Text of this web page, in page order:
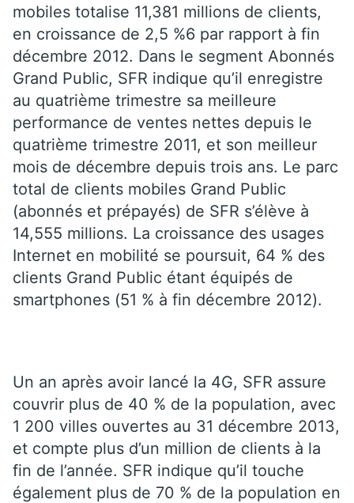
mobiles totalise 11,381 millions de clients,
en croissance de 2,5 %6 par rapport à fin
décembre 2012. Dans le segment Abonnés
Grand Public, SFR indique qu’il enregistre
au quatrième trimestre sa meilleure
performance de ventes nettes depuis le
quatrième trimestre 2011, et son meilleur
mois de décembre depuis trois ans. Le parc
total de clients mobiles Grand Public
(abonnés et prépayés) de SFR s’élève à
14,555 millions. La croissance des usages
Internet en mobilité se poursuit, 64 % des
clients Grand Public étant équipés de
smartphones (51 % à fin décembre 2012).
Un an après avoir lancé la 4G, SFR assure
couvrir plus de 40 % de la population, avec
1 200 villes ouvertes au 31 décembre 2013,
et compte plus d’un million de clients à la
fin de l’année. SFR indique qu’il touche
également plus de 70 % de la population en